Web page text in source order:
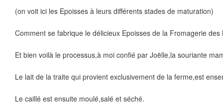
(on voit ici les Epoisses à leurs différents stades de maturation)
Comment se fabrique le délicieux Epoisses de la Fromagerie
Et bien voilà le processus,à moi confié par Joëlle,la souriante
Le lait de la traite qui provient exclusivement de la ferme,est
Le caillé est ensuite moulé,salé et séché.